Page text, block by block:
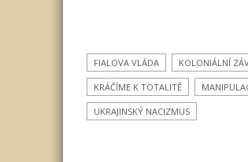
FIALOVA VLÁDA KOLONIÁLNÍ
KRÁČÍME K TOTALITĚ
UKRAJINSKÝ NACIZMUS